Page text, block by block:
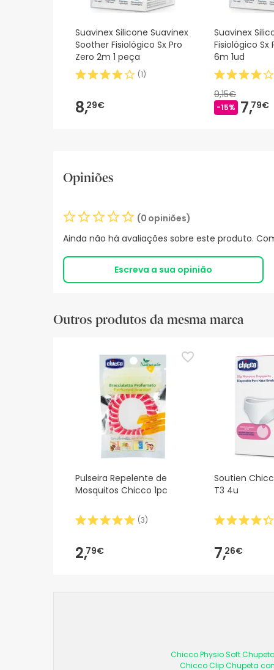
Suavinex Silicone Suavinex
Soother Fisiológico Sx Pro
Zero 2m 1 peça
(1)
8,29€
Suavinex
Fisiológico Sx
6m 1ud
9,15€
-15% 7,79€
Opiniões
(0 opiniões)
Ainda não há avaliações sobre este produto.
Escreva a sua opinião
Outros produtos da mesma marca
Pulseira Repelente de
Mosquitos Chicco 1pc
(3)
2,79€
Soutien
T3 4u
7,26€
Chicco Physio Soft
Chicco Clip Chupeta